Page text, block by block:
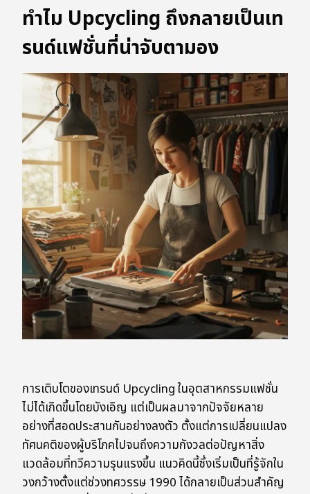
ทำไม Upcycling ถึงกลายเป็นเท
รนด์แฟชั่นที่น่าจับตามอง
การเติบโตของเทรนด์ Upcycling ในอุตสาหกรรมแฟชั่น
ไม่ได้เกิดขึ้นโดยบังเอิญ แต่เป็นผลมาจากปัจจัยหลาย
อย่างที่สอดประสานกันอย่างลงตัว ตั้งแต่การเปลี่ยนแปลง
ทัศนคติของผู้บริโภคไปจนถึงความกังวลต่อปัญหาสิ่ง
แวดล้อมที่ทวีความรุนแรงขึ้น แนวคิดนี้ซึ่งเริ่มเป็นที่รู้จักใน
วงกว้างตั้งแต่ช่วงทศวรรษ 1990 ได้กลายเป็นส่วนสำคัญ